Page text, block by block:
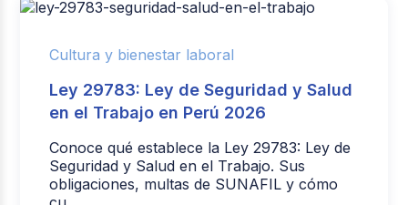
Cultura y bienestar laboral
Ley 29783: Ley de Seguridad y Salud
en el Trabajo en Perú 2026
Conoce qué establece la Ley 29783: Ley de
Seguridad y Salud en el Trabajo. Sus
obligaciones, multas de SUNAFIL y cómo